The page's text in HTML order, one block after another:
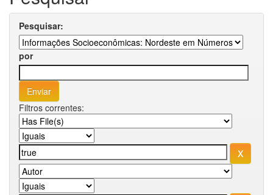
Pesquisar:
por
Filtros correntes: